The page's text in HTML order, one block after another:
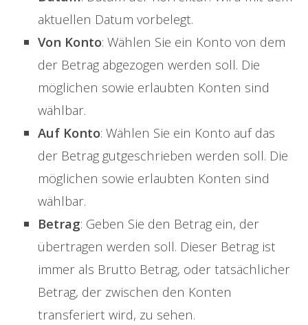
aktuellen Datum vorbelegt.
Von Konto: Wählen Sie ein Konto von dem
der Betrag abgezogen werden soll. Die
möglichen sowie erlaubten Konten sind
wählbar.
Auf Konto: Wählen Sie ein Konto auf das
der Betrag gutgeschrieben werden soll. Die
möglichen sowie erlaubten Konten sind
wählbar.
Betrag: Geben Sie den Betrag ein, der
übertragen werden soll. Dieser Betrag ist
immer als Brutto Betrag, oder tatsächlicher
Betrag, der zwischen den Konten
transferiert wird, zu sehen.